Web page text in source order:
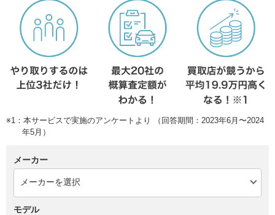
※1：本サービスで実施のアンケートより （回答期間：2023年6月〜2024
年5月）
メーカー
モデル